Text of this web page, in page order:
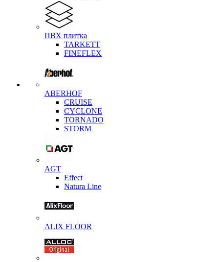
ПВХ плитка
TARKETT
FINEFLEX
ABERHOF
CRUISE
CYCLONE
TORNADO
STORM
AGT
Effect
Natura Line
ALIX FLOOR